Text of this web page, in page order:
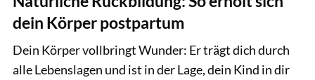
dein Körper postpartum
Dein Körper vollbringt Wunder: Er trägt dich durch
alle Lebenslagen und ist in der Lage, dein Kind in dir